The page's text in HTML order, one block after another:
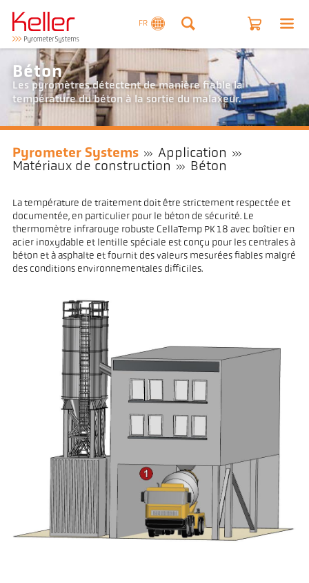
FR
Béton
Les pyromètres détectent de manière fiable la
température du béton à la sortie du malaxeur.
Pyrometer Systems
Application
Matériaux de construction
Béton
La température de traitement doit être strictement respectée et
documentée, en particulier pour le béton de sécurité. Le
thermomètre infrarouge robuste CellaTemp PK 18 avec boîtier en
acier inoxydable et lentille spéciale est conçu pour les centrales à
béton et à asphalte et fournit des valeurs mesurées fiables malgré
des conditions environnementales difficiles.